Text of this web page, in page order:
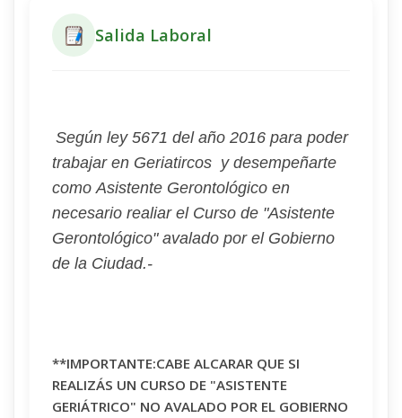
Salida Laboral
Según ley 5671 del año 2016 para poder
trabajar en Geriatircos y desempeñarte
como Asistente Gerontológico en
necesario realiar el Curso de "Asistente
Gerontológico" avalado por el Gobierno
de la Ciudad.-
**IMPORTANTE:CABE ALCARAR QUE SI
REALIZÁS UN CURSO DE "ASISTENTE
GERIÁTRICO" NO AVALADO POR EL GOBIERNO